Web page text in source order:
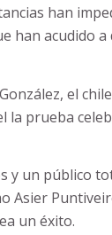
han
han acudido
el
prueba
y un público
Asier
un éxito.